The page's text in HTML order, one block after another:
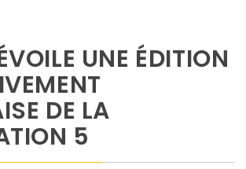
UNE ÉDITION
DE LA
5